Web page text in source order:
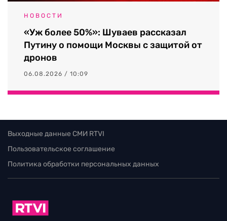
НОВОСТИ
«Уж более 50%»: Шуваев рассказал
Путину о помощи Москвы с защитой от
дронов
06.08.2026 / 10:09
Выходные данные СМИ RTVI
Пользовательское соглашение
Политика обработки персональных данных